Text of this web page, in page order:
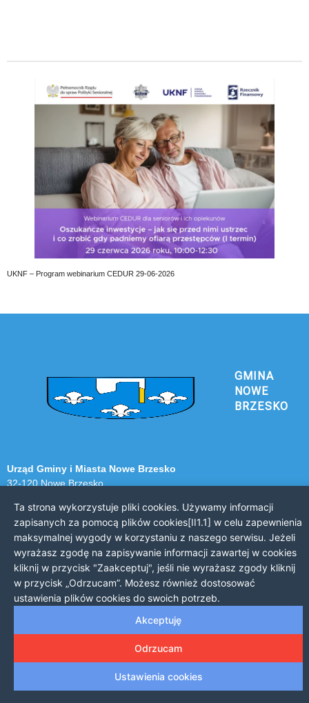
UKNF – Program webinarium CEDUR 29-06-2026
GMINA
NOWE
BRZESKO
Urząd Gminy i Miasta Nowe Brzesko
32-120 Nowe Brzesko
KONTAKT Z URZĘDEM
Telefon: 12 385 20 94
Faks: 12 385 03 55
Email: sekretariat@nowe-brzesko.pl
GODZINY PRACY
Poniedziałek-Piątek: 7:30 - 15:30
Ta strona wykorzystuje pliki cookies. Używamy informacji
zapisanych za pomocą plików cookies[II1.1] w celu zapewnienia
maksymalnej wygody w korzystaniu z naszego serwisu. Jeżeli
wyrażasz zgodę na zapisywanie informacji zawartej w cookies
kliknij w przycisk "Zaakceptuj", jeśli nie wyrażasz zgody kliknij
w przycisk „Odrzucam”. Możesz również dostosować
ustawienia plików cookies do swoich potrzeb.
Akceptuję
Odrzucam
Ustawienia cookies